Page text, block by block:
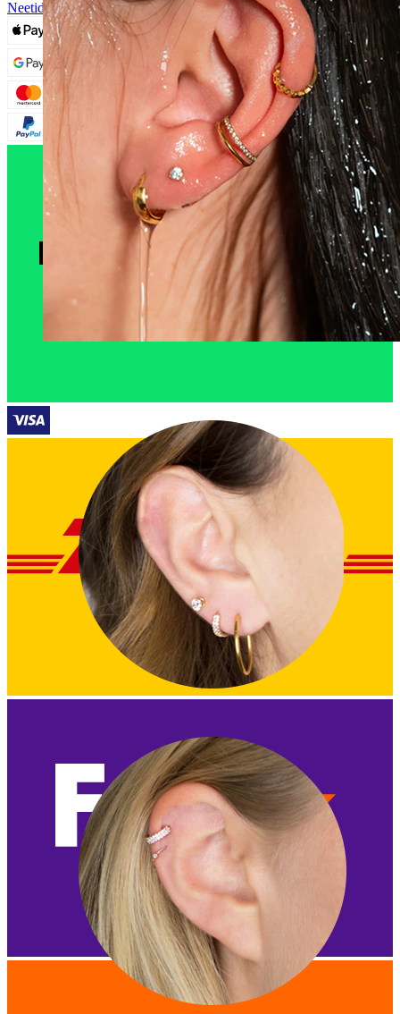
Neetidega ja Järelhooldus